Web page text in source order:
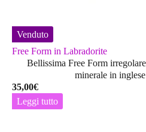
Venduto
Free Form in Labradorite
Bellissima Free Form
minerale in
35,00€
Leggi tutto